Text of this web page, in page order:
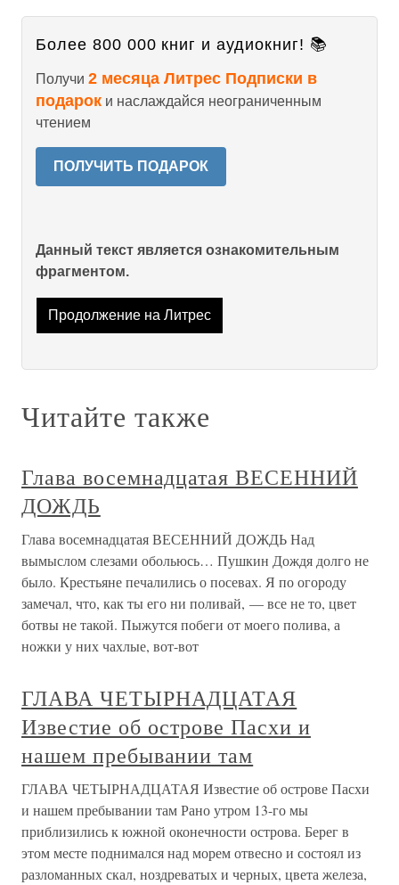
Более 800 000 книг и аудиокниг! 📚
Получи 2 месяца Литрес Подписки в
подарок и наслаждайся неограниченным
чтением
ПОЛУЧИТЬ ПОДАРОК
Данный текст является ознакомительным
фрагментом.
Продолжение на Литрес
Читайте также
Глава восемнадцатая ВЕСЕННИЙ
ДОЖДЬ
Глава восемнадцатая ВЕСЕННИЙ ДОЖДЬ Над
вымыслом слезами обольюсь… Пушкин Дождя долго не
было. Крестьяне печалились о посевах. Я по огороду
замечал, что, как ты его ни поливай, — все не то, цвет
ботвы не такой. Пыжутся побеги от моего полива, а
ножки у них чахлые, вот-вот
ГЛАВА ЧЕТЫРНАДЦАТАЯ
Известие об острове Пасхи и
нашем пребывании там
ГЛАВА ЧЕТЫРНАДЦАТАЯ Известие об острове Пасхи
и нашем пребывании там Рано утром 13-го мы
приблизились к южной оконечности острова. Берег в
этом месте поднимался над морем отвесно и состоял из
разломанных скал, ноздреватых и черных, цвета железа,